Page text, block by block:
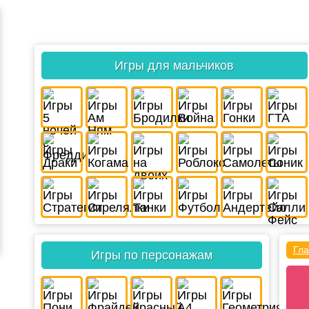
Игры для мальчиков
Игры по персонажам